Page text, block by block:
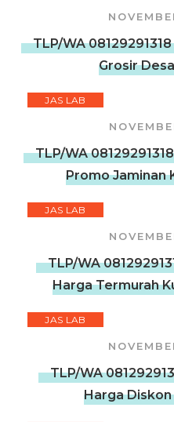
TLP/WA
Grosir
JAS LAB
TLP/WA
Promo Jaminan
JAS LAB
TLP/WA
Harga Termurah
JAS LAB
TLP/WA
Harga